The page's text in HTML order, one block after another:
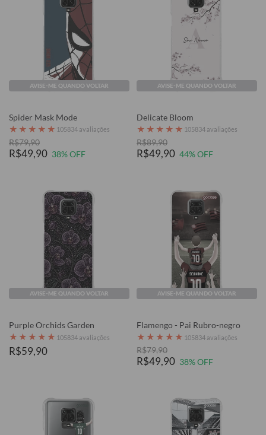
AVISE-ME QUANDO VOLTAR
Spider Mask Mode
★ ★ ★ ★ ★ 105834 avaliações
R$79,90
R$49,90 38% OFF
AVISE-ME QUANDO VOLTAR
Delicate Bloom
★ ★ ★ ★ ★ 105834 avaliações
R$89,90
R$49,90 44% OFF
AVISE-ME QUANDO VOLTAR
Purple Orchids Garden
★ ★ ★ ★ ★ 105834 avaliações
R$59,90
AVISE-ME QUANDO VOLTAR
Flamengo - Pai Rubro-negro
★ ★ ★ ★ ★ 105834 avaliações
R$79,90
R$49,90 38% OFF